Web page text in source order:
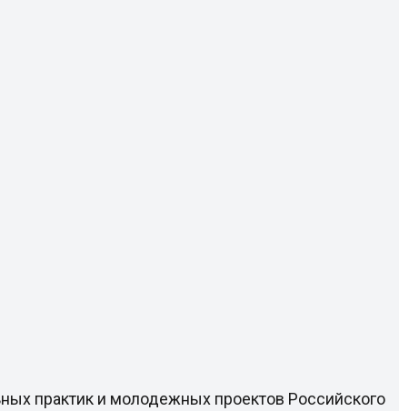
практик и молодежных проектов Российского